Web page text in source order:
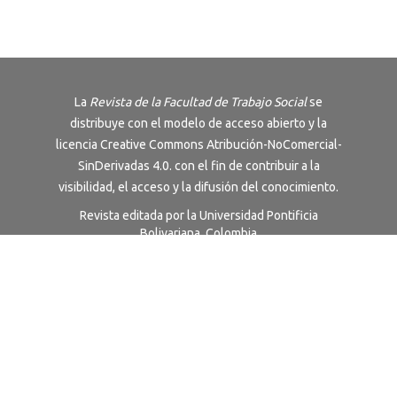
La Revista de la Facultad de Trabajo Socialse
distribuye con el modelo de acceso abierto y la
licencia Creative Commons Atribución-NoComercial-
SinDerivadas 4.0. con el fin de contribuir a la
visibilidad, el acceso y la difusión del conocimiento.
Revista editada por la Universidad Pontificia
Bolivariana, Colombia